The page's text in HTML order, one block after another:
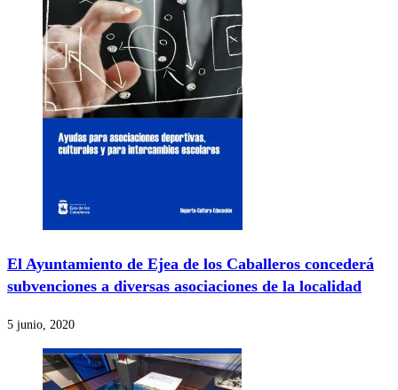
El Ayuntamiento de Ejea de los Caballeros concederá
subvenciones a diversas asociaciones de la localidad
5 junio, 2020